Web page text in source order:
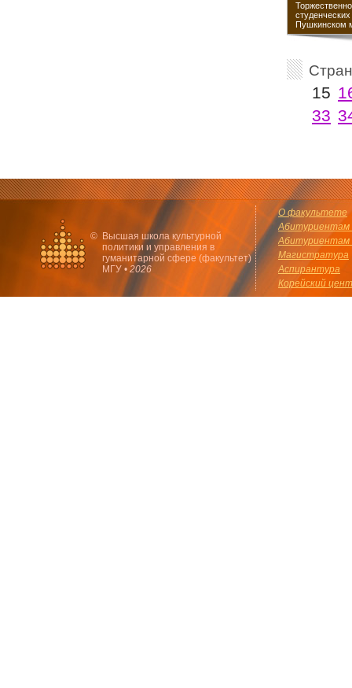
Пушкинском
15
33
© Высшая школа культурной
политики и управления в
гуманитарной сфере (факультет)
МГУ • 2026
О факультете
Абитуриентам
Абитуриентам
Магистратура
Аспирантура
Корейский